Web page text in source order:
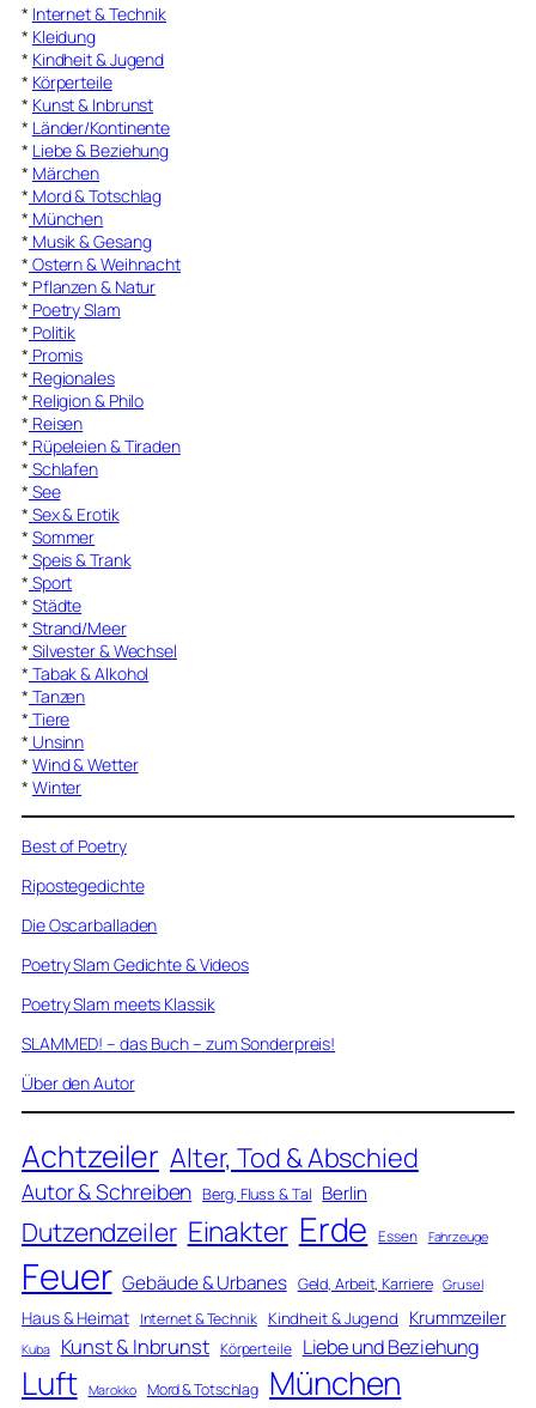
* Internet & Technik
* Kleidung
* Kindheit & Jugend
* Körperteile
* Kunst & Inbrunst
* Länder/Kontinente
* Liebe & Beziehung
* Märchen
* Mord & Totschlag
* München
* Musik & Gesang
* Ostern & Weihnacht
* Pflanzen & Natur
* Poetry Slam
* Politik
* Promis
* Regionales
* Religion & Philo
* Reisen
* Rüpeleien & Tiraden
* Schlafen
* See
* Sex & Erotik
* Sommer
* Speis & Trank
* Sport
* Städte
* Strand/Meer
* Silvester & Wechsel
* Tabak & Alkohol
* Tanzen
* Tiere
* Unsinn
* Wind & Wetter
* Winter
Best of Poetry
Ripostegedichte
Die Oscarballaden
Poetry Slam Gedichte & Videos
Poetry Slam meets Klassik
SLAMMED! – das Buch – zum Sonderpreis!
Über den Autor
Achtzeiler Alter, Tod & Abschied
Autor & Schreiben Berg, Fluss & Tal Berlin
Dutzendzeiler Einakter Erde Essen Fahrzeuge
Feuer Gebäude & Urbanes Geld, Arbeit, Karriere Grusel
Haus & Heimat Internet & Technik Kindheit & Jugend Krummzeiler
Kuba Kunst & Inbrunst Körperteile Liebe und Beziehung
Luft Marokko Mord & Totschlag München